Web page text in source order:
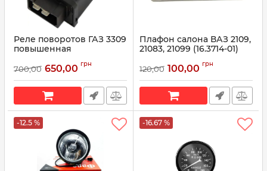
Реле поворотов ГАЗ 3309
повышенная
24В 642.3777-04 (87.3777)
Артикул: 642.3747-03
700,00 650,00 грн
Плафон салона ВАЗ 2109,
21083, 21099 (16.3714-01)
Артикул: 16.3714-01
120,00 100,00 грн
-12.5 % -16.67 %